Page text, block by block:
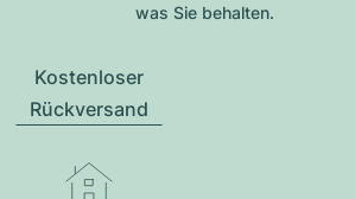
was Sie behalten.
Kostenloser
Rückversand